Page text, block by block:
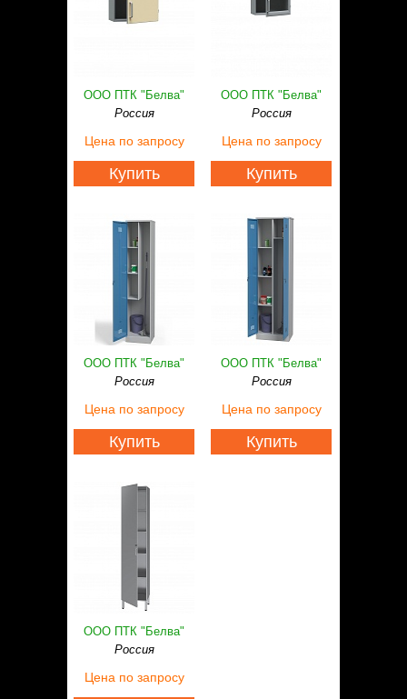
ООО ПТК "Белва"
Россия
Цена по запросу
Купить
ООО ПТК "Белва"
Россия
Цена по запросу
Купить
ООО ПТК "Белва"
Россия
Цена по запросу
Купить
ООО ПТК "Белва"
Россия
Цена по запросу
Купить
ООО ПТК "Белва"
Россия
Цена по запросу